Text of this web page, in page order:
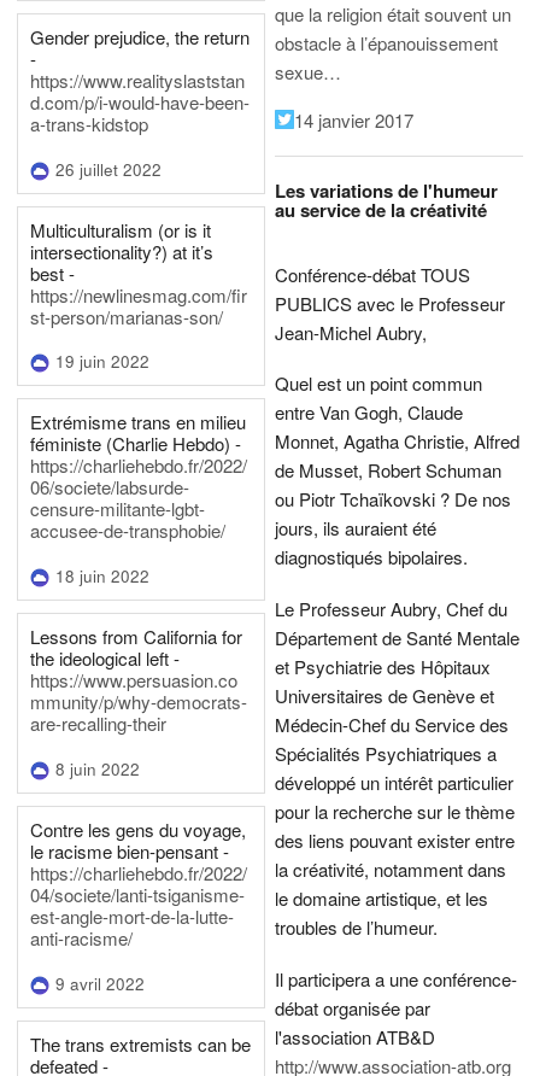
Gender prejudice, the return
-
https://www.realityslaststan
d.com/p/i-would-have-been-
a-trans-kidstop
26 juillet 2022
Multiculturalism (or is it
intersectionality?) at it’s
best -
https://newlinesmag.com/fir
st-person/marianas-son/
19 juin 2022
Extrémisme trans en milieu
féministe (Charlie Hebdo) -
https://charliehebdo.fr/2022/
06/societe/labsurde-
censure-militante-lgbt-
accusee-de-transphobie/
18 juin 2022
Lessons from California for
the ideological left -
https://www.persuasion.co
mmunity/p/why-democrats-
are-recalling-their
8 juin 2022
Contre les gens du voyage,
le racisme bien-pensant -
https://charliehebdo.fr/2022/
04/societe/lanti-tsiganisme-
est-angle-mort-de-la-lutte-
anti-racisme/
9 avril 2022
The trans extremists can be
defeated -
que la religion était souvent un
obstacle à l’épanouissement
sexue…
14 janvier 2017
Les variations de l'humeur
au service de la créativité
Conférence-débat TOUS
PUBLICS avec le Professeur
Jean-Michel Aubry,
Quel est un point commun
entre Van Gogh, Claude
Monnet, Agatha Christie, Alfred
de Musset, Robert Schuman
ou Piotr Tchaïkovski ? De nos
jours, ils auraient été
diagnostiqués bipolaires.
Le Professeur Aubry, Chef du
Département de Santé Mentale
et Psychiatrie des Hôpitaux
Universitaires de Genève et
Médecin-Chef du Service des
Spécialités Psychiatriques a
développé un intérêt particulier
pour la recherche sur le thème
des liens pouvant exister entre
la créativité, notamment dans
le domaine artistique, et les
troubles de l’humeur.
Il participera a une conférence-
débat organisée par
l'association ATB&D
http://www.association-atb.org